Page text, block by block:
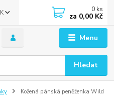
Menu
Hledat
0 ks
za 0,00 Kč
Kožená pánská peněženka Wild